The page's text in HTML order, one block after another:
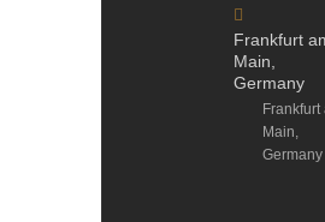
Frankfurt
Main,
Germany
Frankfurt
Main,
Germany